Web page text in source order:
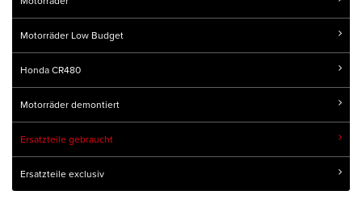
Motorräder Low Budget
Honda CR480
Motorräder demontiert
Ersatzteile gebraucht
Ersatzteile exclusiv